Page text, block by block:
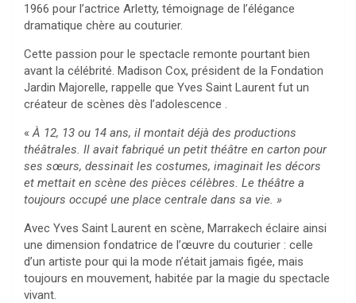
1966 pour l’actrice Arletty, témoignage de l’élégance
dramatique chère au couturier.
Cette passion pour le spectacle remonte pourtant bien
avant la célébrité. Madison Cox, président de la Fondation
Jardin Majorelle, rappelle que Yves Saint Laurent fut un
créateur de scènes dès l’adolescence .
«À 12, 13 ou 14 ans, il montait déjà des productions
théâtrales. Il avait fabriqué un petit théâtre en carton pour
ses sœurs, dessinait les costumes, imaginait les décors
et mettait en scène des pièces célèbres. Le théâtre a
toujours occupé une place centrale dans sa vie. »
Avec Yves Saint Laurent en scène, Marrakech éclaire ainsi
une dimension fondatrice de l’œuvre du couturier : celle
d’un artiste pour qui la mode n’était jamais figée, mais
toujours en mouvement, habitée par la magie du spectacle
vivant.